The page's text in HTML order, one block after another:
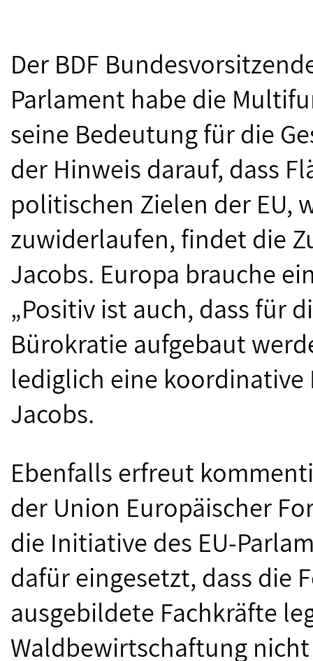
Der BDF
Parlament habe die
seine Bedeutung für die
der Hinweis darauf, dass
politischen Zielen der EU,
zuwiderlaufen, findet die
Jacobs. Europa brauche
„Positiv ist auch, dass für
Bürokratie aufgebaut
lediglich eine koordinative
Jacobs.
Ebenfalls erfreut
der Union Europäischer
die Initiative des EU-
dafür eingesetzt, dass die
ausgebildete Fachkräfte
Waldbewirtschaftung